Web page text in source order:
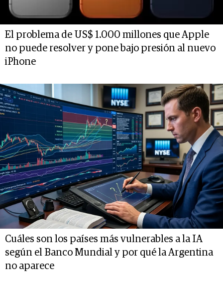
El problema de US$ 1.000 millones que Apple
no puede resolver y pone bajo presión al nuevo
iPhone
Cuáles son los países más vulnerables a la IA
según el Banco Mundial y por qué la Argentina
no aparece